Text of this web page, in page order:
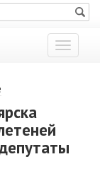
Показать
меню